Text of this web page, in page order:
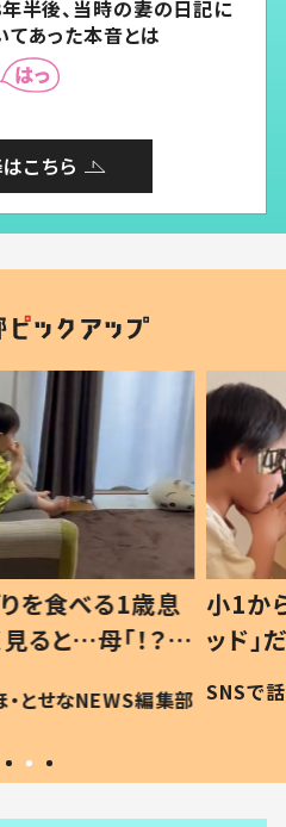
半後、当時の妻の日記に
てあった本音とは
こちら
を食べる1歳息
と…母「！？」
の投稿に「可愛
現行犯〜」
・とせなNEWS編集部
小1か
ッド
作り
#令和
SNSで